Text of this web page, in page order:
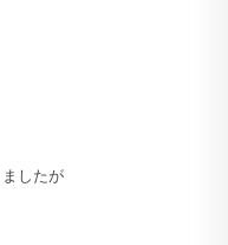
したが